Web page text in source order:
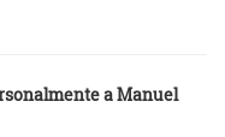
a Manuel